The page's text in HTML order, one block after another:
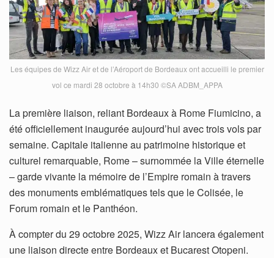
Les équipes de Wizz Air et de l’Aéroport de Bordeaux ont accueilli le premier
vol ce mardi 28 octobre à 14h30 ©SA ADBM_APPA
La première liaison, reliant Bordeaux à Rome Fiumicino, a
été officiellement inaugurée aujourd’hui avec trois vols par
semaine. Capitale italienne au patrimoine historique et
culturel remarquable, Rome – surnommée la Ville éternelle
– garde vivante la mémoire de l’Empire romain à travers
des monuments emblématiques tels que le Colisée, le
Forum romain et le Panthéon.
À compter du 29 octobre 2025, Wizz Air lancera également
une liaison directe entre Bordeaux et Bucarest Otopeni.